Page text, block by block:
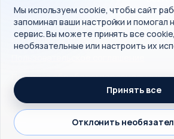
Мы используем cookie, чтобы сайт
запоминал ваши настройки и помогал
сервис. Вы можете принять все
необязательные или настроить их
Принять все
Отклонить